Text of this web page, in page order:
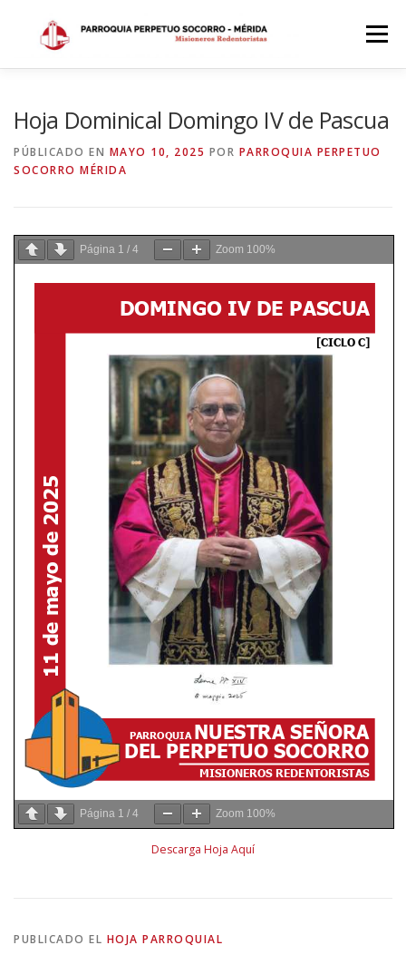
contenido
Menú
HORARIOS
SACRAMENTOS CALENDARIO PARROQUIAL 2024
Hoja Dominical Domingo IV de Pascua
PÚBLICADO EN MAYO 10, 2025 POR PARROQUIA PERPETUO
SOCORRO MÉRIDA
Página 1 / 4 Zoom 100%
Página 1 / 4 Zoom 100%
Descarga Hoja Aquí
PUBLICADO EL HOJA PARROQUIAL